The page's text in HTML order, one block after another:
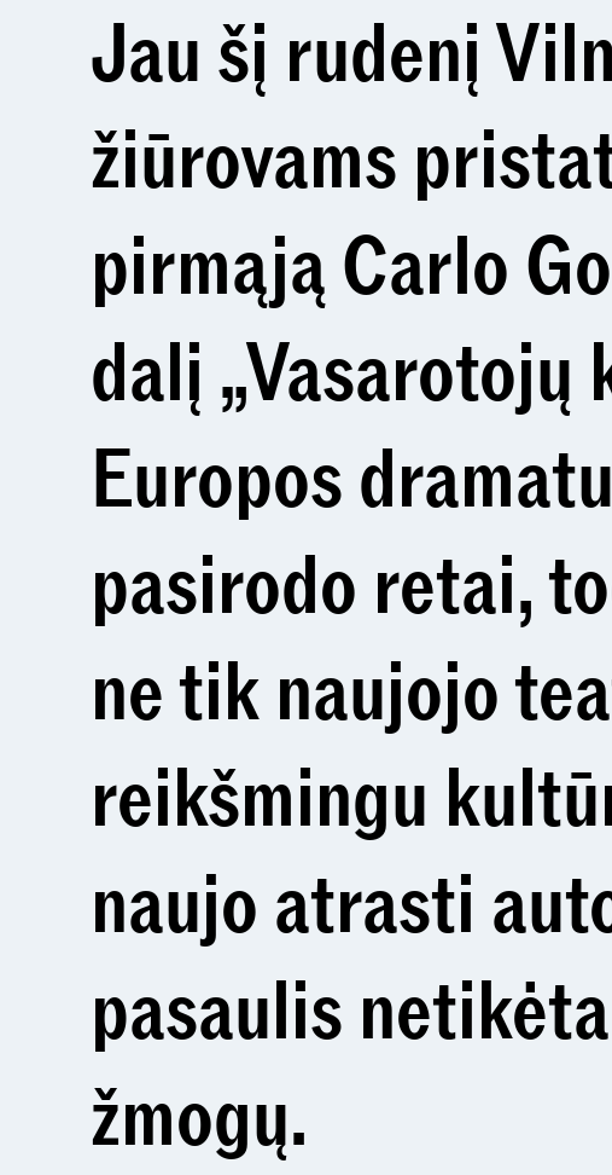
Jau šį rudenį
žiūrovams
pirmąją Carlo
dalį „Vasarotojų
Europos
pasirodo retai,
ne tik naujojo
reikšmingu
naujo atrasti
pasaulis
žmogų.